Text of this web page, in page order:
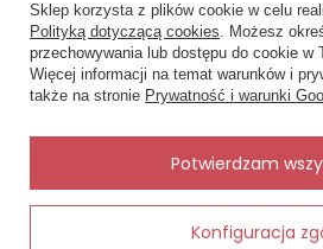
POMOC
✨
Napisz
gotowe
Sklep korzysta z plików cookie w celu
Polityką dotyczącą cookies. Możesz
przechowywania lub dostępu do cookie w
Więcej informacji na temat warunków i
także na stronie Prywatność i warunki
Konfiguracja
Potwierdzam